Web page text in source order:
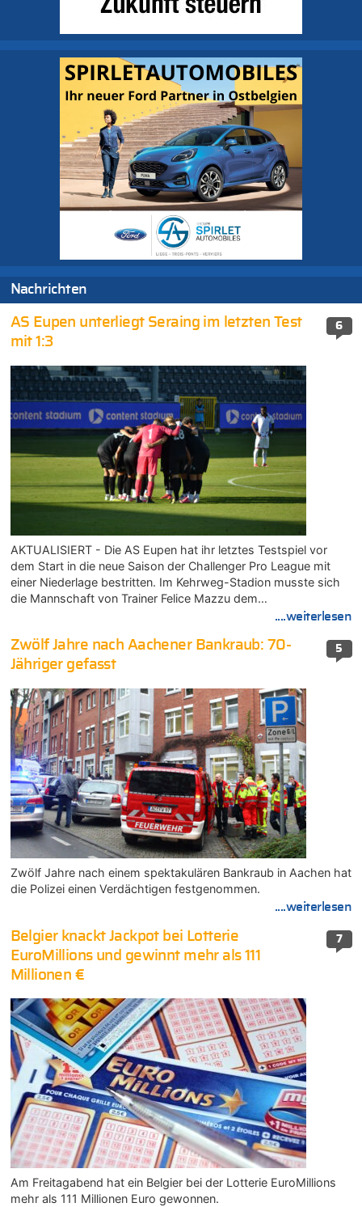
Nachrichten
6
AS Eupen unterliegt Seraing im letzten Test
mit 1:3
AKTUALISIERT - Die AS Eupen hat ihr letztes Testspiel vor
dem Start in die neue Saison der Challenger Pro League mit
einer Niederlage bestritten. Im Kehrweg-Stadion musste sich
die Mannschaft von Trainer Felice Mazzu dem…
....weiterlesen
5
Zwölf Jahre nach Aachener Bankraub: 70-
Jähriger gefasst
Zwölf Jahre nach einem spektakulären Bankraub in Aachen hat
die Polizei einen Verdächtigen festgenommen.
....weiterlesen
7
Belgier knackt Jackpot bei Lotterie
EuroMillions und gewinnt mehr als 111
Millionen €
Am Freitagabend hat ein Belgier bei der Lotterie EuroMillions
mehr als 111 Millionen Euro gewonnen.